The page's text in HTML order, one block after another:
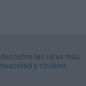
las rutas más
y cookies